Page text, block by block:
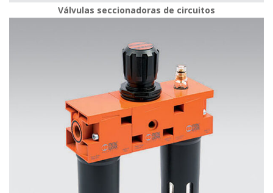
Válvulas seccionadoras de circuito